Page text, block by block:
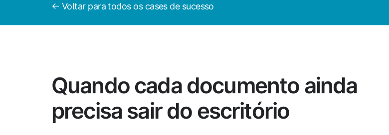
← Voltar para todos os cases de sucesso
Quando cada documento ainda
precisa sair do escritório